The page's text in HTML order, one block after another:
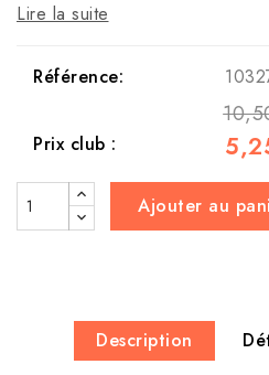
Lire la suite
Référence:
Prix club :
Ajouter au
Description